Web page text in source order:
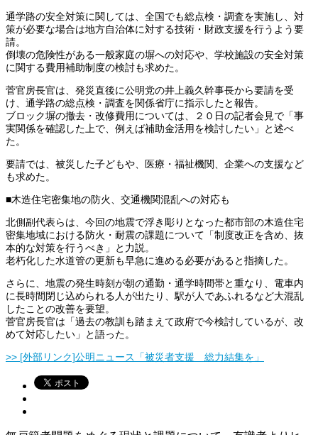
通学路の安全対策に関しては、全国でも総点検・調査を実施し、対
策が必要な場合は地方自治体に対する技術・財政支援を行うよう要
請。
倒壊の危険性がある一般家庭の塀への対応や、学校施設の安全対策
に関する費用補助制度の検討も求めた。
菅官房長官は、発災直後に公明党の井上義久幹事長から要請を受
け、通学路の総点検・調査を関係省庁に指示したと報告。
ブロック塀の撤去・改修費用については、２０日の記者会見で「事
実関係を確認した上で、例えば補助金活用を検討したい」と述べ
た。
要請では、被災した子どもや、医療・福祉機関、企業への支援など
も求めた。
■木造住宅密集地の防火、交通機関混乱への対応も
北側副代表らは、今回の地震で浮き彫りとなった都市部の木造住宅
密集地域における防火・耐震の課題について「制度改正を含め、抜
本的な対策を行うべき」と力説。
老朽化した水道管の更新も早急に進める必要があると指摘した。
さらに、地震の発生時刻が朝の通勤・通学時間帯と重なり、電車内
に長時間閉じ込められる人が出たり、駅が人であふれるなど大混乱
したことの改善を要望。
菅官房長官は「過去の教訓も踏まえて政府で今検討しているが、改
めて対応したい」と語った。
>> [外部リンク]公明ニュース「被災者支援 総力結集を」